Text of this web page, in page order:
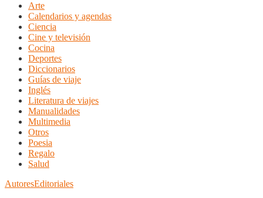
Arte
Calendarios y agendas
Ciencia
Cine y televisión
Cocina
Deportes
Diccionarios
Guías de viaje
Inglés
Literatura de viajes
Manualidades
Multimedia
Otros
Poesia
Regalo
Salud
AutoresEditoriales